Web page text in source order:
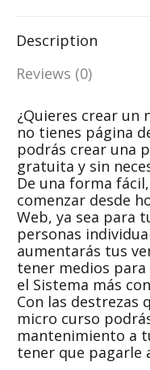
Description
Reviews (0)
¿Quieres crear un
no tienes página
podrás crear una
gratuita y sin
De una forma
comenzar desde
Web, ya sea para
personas
aumentarás tus
tener medios
el Sistema más
Con las destrezas
micro curso
mantenimiento a
tener que pagarle